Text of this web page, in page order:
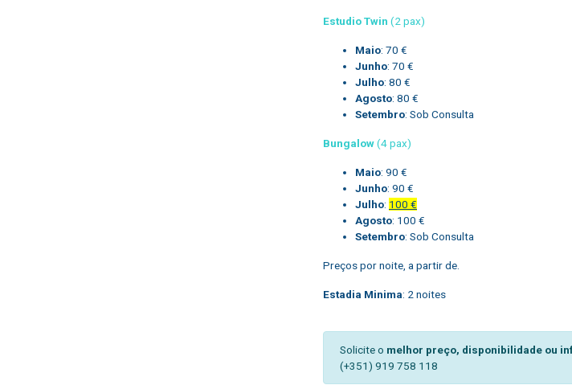
Estudio Twin (2 pax)
Maio: 70 €
Junho: 70 €
Julho: 80 €
Agosto: 80 €
Setembro: Sob Consulta
Bungalow(4 pax)
Maio: 90 €
Junho: 90 €
Julho: 100 €
Agosto: 100 €
Setembro: Sob Consulta
Preços por noite, a partir de.
Estadia Minima: 2 noites
Solicite o melhor preço, disponibilidade ou
(+351) 919 758 118